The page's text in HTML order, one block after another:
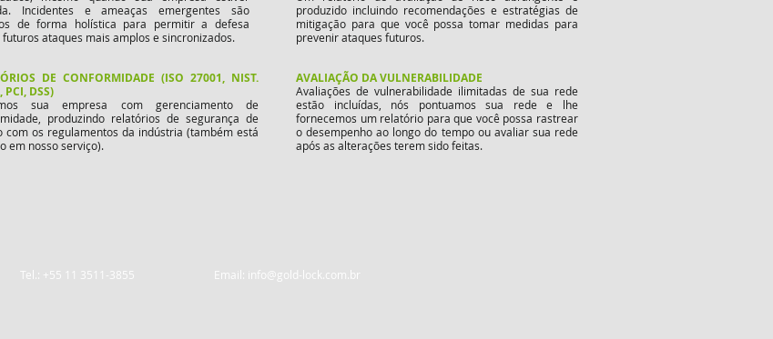
Incidentes e ameaças emergentes são
de forma holística para permitir a defesa
ataques mais amplos e sincronizados.
produzido incluindo recomendações e estratégias de
mitigação para que você possa tomar medidas para
prevenir ataques futuros.
DE CONFORMIDADE (ISO 27001, NIST.
PCI, DSS)
sua empresa com gerenciamento de
produzindo relatórios de segurança de
com os regulamentos da indústria (também está
em nosso serviço).
AVALIAÇÃO DA VULNERABILIDADE
Avaliações de vulnerabilidade ilimitadas de sua rede
estão incluídas, nós pontuamos sua rede e lhe
fornecemos um relatório para que você possa rastrear
o desempenho ao longo do tempo ou avaliar sua rede
após as alterações terem sido feitas.
Tel.: +55 11 3511-3855 Email: info@gold-lock.com.br